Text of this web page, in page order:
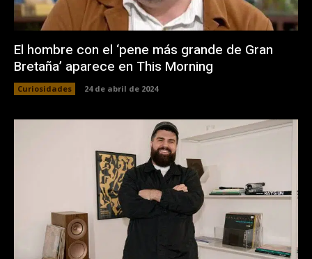
El hombre con el ‘pene más grande de Gran
Bretaña’ aparece en This Morning
Curiosidades 24 de abril de 2024